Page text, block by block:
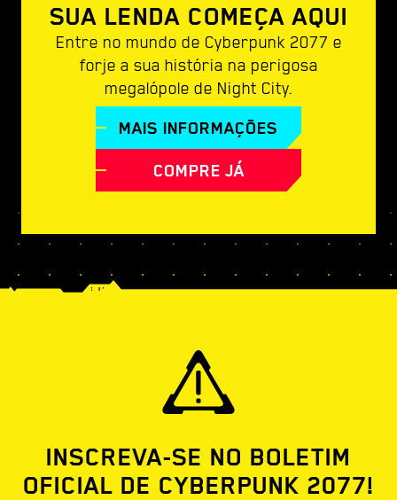
SUA LENDA COMEÇA AQUI
Entre no mundo de Cyberpunk 2077 e
forje a sua história na perigosa
megalópole de Night City.
MAIS INFORMAÇÕES
COMPRE JÁ
INSCREVA-SE NO BOLETIM
OFICIAL DE CYBERPUNK 2077!